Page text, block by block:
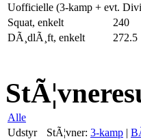
Uofficielle (3-kamp + evt.
Squat, enkelt
240
DÃ¸dlÃ¸ft, enkelt
272.5
Alle
Udstyr
StÃ¦vner: 3-kamp |